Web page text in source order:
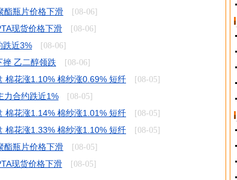
酯瓶片价格下滑 [08-06]
现货价格下滑 [08-06]
跌近3% [08-06]
挫 乙二醇领跌 [08-06]
棉花涨1.10% 棉纱涨0.69% 短纤 [08-05]
力合约跌近1% [08-05]
棉花涨1.14% 棉纱涨1.01% 短纤 [08-05]
棉花涨1.33% 棉纱涨1.10% 短纤 [08-05]
酯瓶片价格下滑 [08-05]
现货价格下滑 [08-05]